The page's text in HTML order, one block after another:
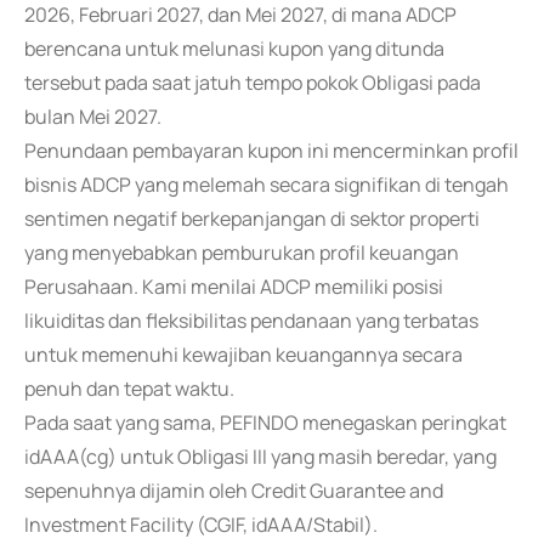
2026, Februari 2027, dan Mei 2027, di mana ADCP
berencana untuk melunasi kupon yang ditunda
tersebut pada saat jatuh tempo pokok Obligasi pada
bulan Mei 2027.
Penundaan pembayaran kupon ini mencerminkan profil
bisnis ADCP yang melemah secara signifikan di tengah
sentimen negatif berkepanjangan di sektor properti
yang menyebabkan pemburukan profil keuangan
Perusahaan. Kami menilai ADCP memiliki posisi
likuiditas dan fleksibilitas pendanaan yang terbatas
untuk memenuhi kewajiban keuangannya secara
penuh dan tepat waktu.
Pada saat yang sama, PEFINDO menegaskan peringkat
idAAA(cg) untuk Obligasi III yang masih beredar, yang
sepenuhnya dijamin oleh Credit Guarantee and
Investment Facility (CGIF, idAAA/Stabil).